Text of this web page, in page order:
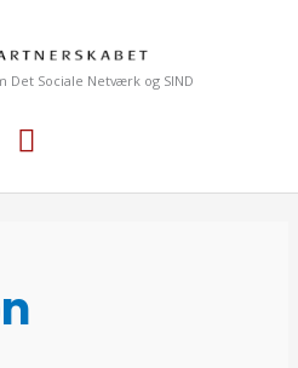
Det Sociale Netværk og SIND
Hovedmenu